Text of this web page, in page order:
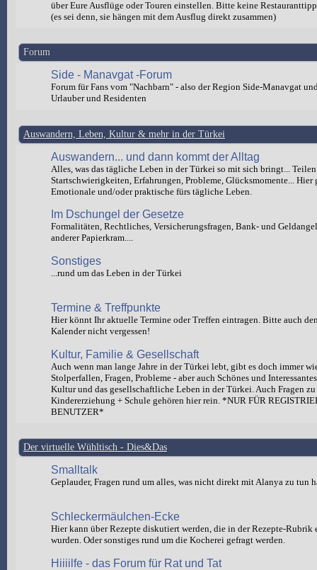
über Eure Ausflüge oder Touren einstellen. Bitte keine
(es sei denn, sie hängen mit dem Ausflug direkt zusammen)
Forum
Side - Manavgat -Forum
Forum für Fans vom "Nachbarn" - also der Region Side-Manavgat
Urlauber und Residenten
Auswandern, Leben, Kultur & mehr in der Türkei
Auswandern... und dann kommt der Alltag
Alles, was das tägliche Leben in der Türkei so mit sich bringt...
Startschwierigkeiten, Erfahrungen, Probleme, Glücksmomente... Hier
Emotionale und/oder praktische fürs tägliche Leben.
Im Dschungel der Gesetze
Formalitäten, Rechtliches, Versicherungsfragen, Bank- und
anderer Papierkram....
Sonstiges
...rund um das Leben in der Türkei
Termine & Treffpunkte
Hier könnt Ihr aktuelle Termine oder Treffen eintragen. Bitte auch
Kalender nicht vergessen!
Kultur, Familie & Gesellschaft
Auch wenn man lange Jahre in der Türkei lebt, gibt es doch immer
Stolperfallen, Fragen, Probleme - aber auch Schönes und
Kultur und das gesellschaftliche Leben in der Türkei. Auch Fragen
Kindererziehung + Schule gehören hier rein. *NUR FÜR
BENUTZER*
Der virtuelle Wühltisch - Dies&Das
Smalltalk
Geplauder, Fragen rund um alles, was nicht direkt mit Alanya zu tun
Schleckermäulchen-Ecke
Hier kann über Rezepte diskutiert werden, die in der Rezepte-Rubrik
wurden. Oder sonstiges rund um die Kocherei gefragt werden.
Hiiiilfe - das Forum für Rat und Tat